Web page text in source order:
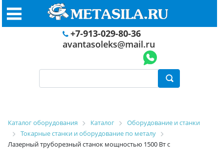
+7-913-029-80-36
avantasoleks@mail.ru
Каталог оборудования Каталог
Оборудование и станки
Токарные станки и оборудование по металу
Лазерный труборезный станок мощностью 1500 Вт с